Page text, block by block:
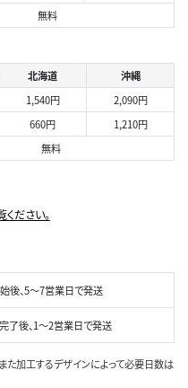
無料
北海道
沖縄
1,540円
2,090円
660円
1,210円
無料
ださい。
後、5～7営業日で発送
了後、1～2営業日で発送
た加工するデザインによって必要日数は